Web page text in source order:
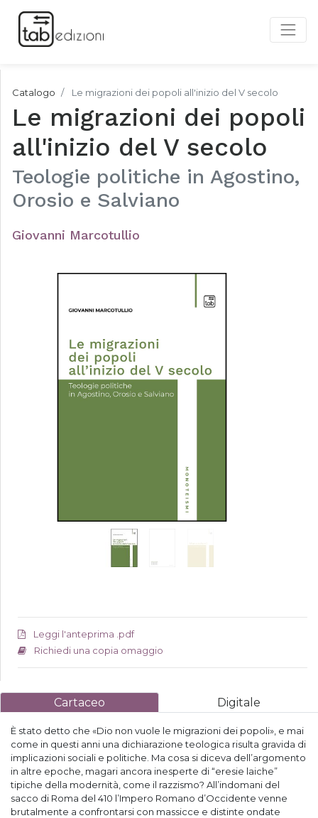
Catalogo Le migrazioni dei popoli all'inizio del V secolo
Le migrazioni dei popoli
all'inizio del V secolo
Teologie politiche in Agostino,
Orosio e Salviano
Giovanni Marcotullio
Leggi l'anteprima .pdf
Richiedi una copia omaggio
Cartaceo Digitale
È stato detto che «Dio non vuole le migrazioni dei popoli», e mai
come in questi anni una dichiarazione teologica risulta gravida di
implicazioni sociali e politiche. Ma cosa si diceva dell’argomento
in altre epoche, magari ancora inesperte di “eresie laiche”
tipiche della modernità, come il razzismo? All’indomani del
sacco di Roma del 410 l’Impero Romano d’Occidente venne
brutalmente a confrontarsi con massicce e distinte ondate